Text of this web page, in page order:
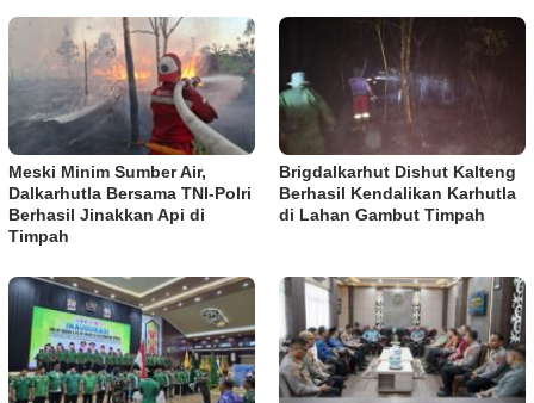
Meski Minim Sumber Air,
Dalkarhutla Bersama TNI-Polri
Berhasil Jinakkan Api di
Timpah
Brigdalkarhut Dishut Kalteng
Berhasil Kendalikan Karhutla
di Lahan Gambut Timpah